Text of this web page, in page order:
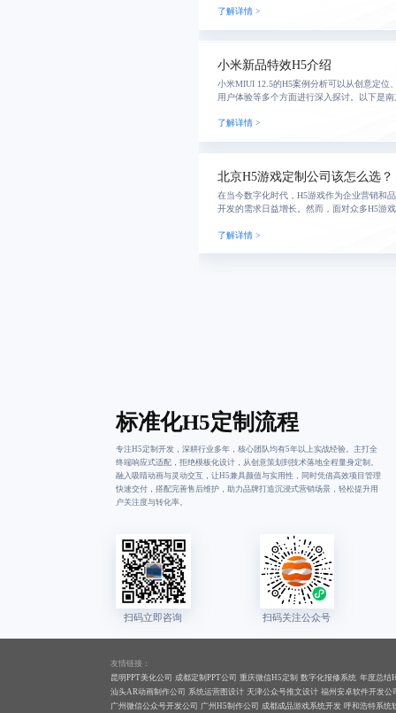
了解详情 >
小米新品特效H5介绍
小米MIUI 12.5的H5案例分析可以从创意定位
用户体验等多个方面进行深入探讨。以下是
了解详情 >
北京H5游戏定制公司该怎么选？
在当今数字化时代，H5游戏作为企业营销和
开发的需求日益增长。然而，面对众多H5游
了解详情 >
标准化H5定制流程
专注H5定制开发，深耕行业多年，核心团队均有5年以上实战经验。主打全
终端响应式适配，拒绝模板化设计，从创意策划到技术落地全程量身定制。
融入吸睛动画与灵动交互，让H5兼具颜值与实用性，同时凭借高效项目管理
快速交付，搭配完善售后维护，助力品牌打造沉浸式营销场景，轻松提升用
户关注度与转化率。
友情链接：
昆明PPT美化公司 成都定制PPT公司 重庆微信H5定制 数字化报修系统 年度总结
汕头AR动画制作公司 系统运营图设计 天津公众号推文设计 福州安卓软件开发公
广州微信公众号开发公司 广州H5制作公司 成都成品游戏系统开发 呼和浩特系统